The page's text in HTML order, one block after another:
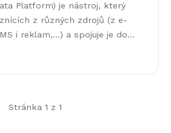
Platform) je nástroj, který
z různých zdrojů (z e-
i reklam,...) a spojuje je do
Stránka 1 z 1